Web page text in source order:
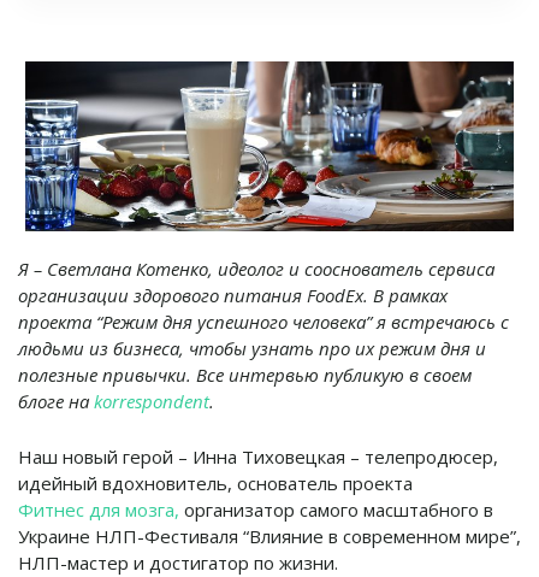
Я – Светлана Котенко, идеолог и сооснователь сервиса
организации здорового питания FoodEx. В рамках
проекта “Режим дня успешного человека” я встречаюсь с
людьми из бизнеса, чтобы узнать про их режим дня и
полезные привычки. Все интервью публикую в своем
блоге на korrespondent.
Наш новый герой – Инна Тиховецкая – телепродюсер,
идейный вдохновитель, основатель проекта
Фитнес для мозга, организатор самого масштабного в
Украине НЛП-Фестиваля “Влияние в современном мире”,
НЛП-мастер и достигатор по жизни.